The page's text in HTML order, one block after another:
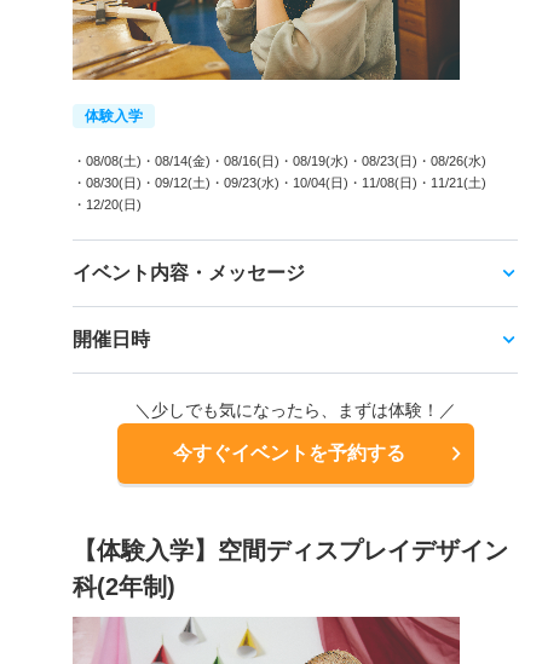
体験入学
・08/08(土) ・08/14(金) ・08/16(日) ・08/19(水) ・08/23(日) ・08/26(水)
・08/30(日) ・09/12(土) ・09/23(水) ・10/04(日) ・11/08(日) ・11/21(土)
・12/20(日)
イベント内容・メッセージ
開催日時
＼少しでも気になったら、まずは体験！／
今すぐイベントを予約する
【体験入学】空間ディスプレイデザイン
科(2年制)